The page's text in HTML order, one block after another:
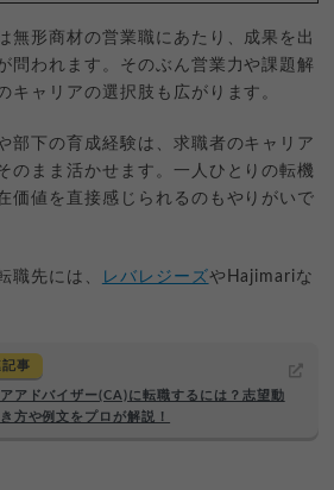
無形商材の営業職にあたり、成果を出
問われます。そのぶん営業力や課題解
キャリアの選択肢も広がります。
部下の育成経験は、求職者のキャリア
のまま活かせます。一人ひとりの転機
価値を直接感じられるのもやりがいで
職先には、 レバレジーズやHajimariな
記事
アドバイザー(CA)に転職するには？志望動
方や例文をプロが解説！